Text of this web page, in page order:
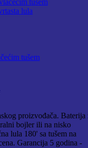
tušem
proizvođača. Baterija
bojler ili na nisko
lula 180' sa tušem na
Garancija 5 godina -